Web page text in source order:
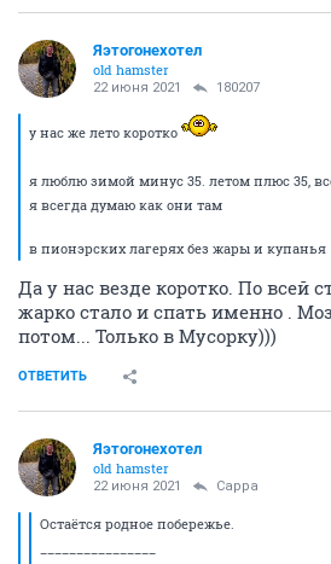
Яэтогонехотел
old hamster
22 июня 2021 180207
у нас же лето коротко
я люблю зимой минус 35. летом плюс 35,
я всегда думаю как они там
в пионэрских лагерях без жары и купанья
Да у нас везде коротко. По всей
жарко стало и спать именно .
потом... Только в Мусорку)))
ОТВЕТИТЬ
Яэтогонехотел
old hamster
22 июня 2021 Сарра
Остаётся родное побережье.